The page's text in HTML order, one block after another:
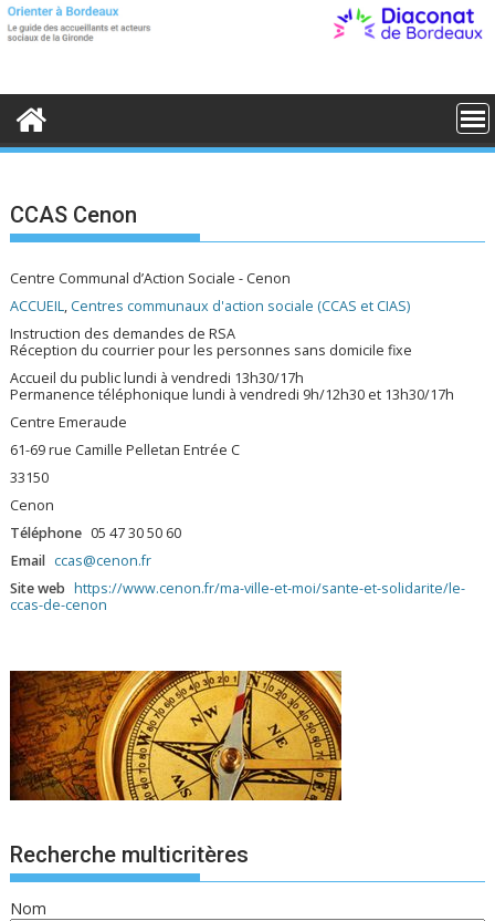
S
t
o
CCAS Cenon
Centre Communal d’Action Sociale - Cenon
ACCUEIL,Centres communaux d'action sociale (CCAS et CIAS)
Instruction des demandes de RSA
Réception du courrier pour les personnes sans domicile fixe
Accueil du public lundi à vendredi 13h30/17h
Permanence téléphonique lundi à vendredi 9h/12h30 et 13h30/17h
Centre Emeraude
61-69 rue Camille Pelletan Entrée C
33150
Cenon
Téléphone 05 47 30 50 60
Email ccas@cenon.fr
Site web https://www.cenon.fr/ma-ville-et-moi/sante-et-solidarite/le-
ccas-de-cenon
Recherche multicritères
Nom